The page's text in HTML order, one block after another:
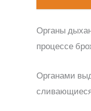
Органы
процессе
Органами
сливающиеся